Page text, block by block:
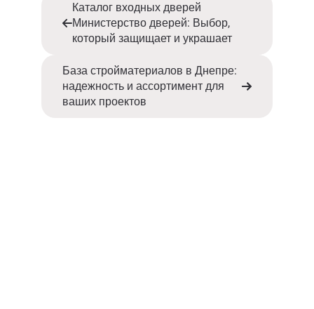
Каталог входных дверей
Министерство дверей: Выбор,
который защищает и украшает
База стройматериалов в Днепре:
надежность и ассортимент для
ваших проектов